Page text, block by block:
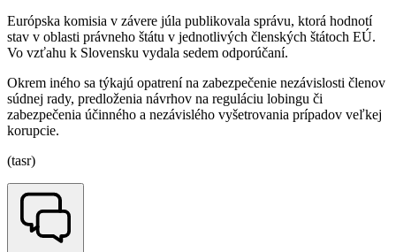
Európska komisia v závere júla publikovala správu, ktorá hodnotí
stav v oblasti právneho štátu v jednotlivých členských štátoch EÚ.
Vo vzťahu k Slovensku vydala sedem odporúčaní.
Okrem iného sa týkajú opatrení na zabezpečenie nezávislosti členov
súdnej rady, predloženia návrhov na reguláciu lobingu či
zabezpečenia účinného a nezávislého vyšetrovania prípadov veľkej
korupcie.
(tasr)